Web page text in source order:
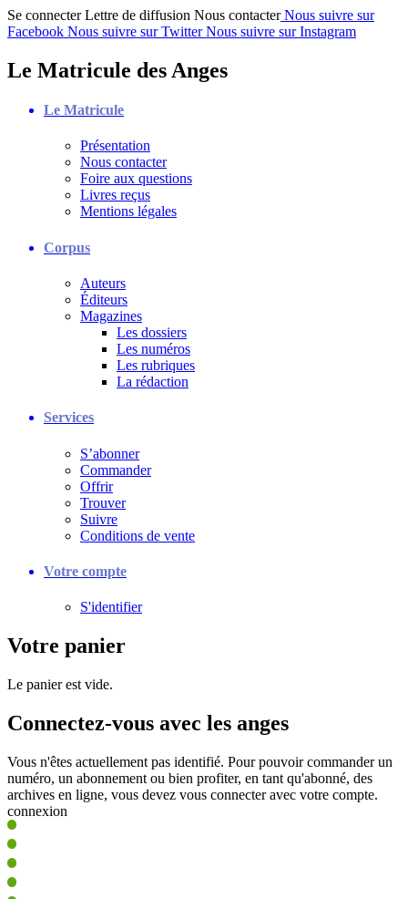
Se connecter Lettre de diffusion Nous contacter Nous suivre sur
Facebook Nous suivre sur Twitter Nous suivre sur Instagram
Le Matricule des Anges
Le Matricule
Présentation
Nous contacter
Foire aux questions
Livres reçus
Mentions légales
Corpus
Auteurs
Éditeurs
Magazines
Les dossiers
Les numéros
Les rubriques
La rédaction
Services
S’abonner
Commander
Offrir
Trouver
Suivre
Conditions de vente
Votre compte
S'identifier
Votre panier
Le panier est vide.
Connectez-vous avec les anges
Vous n'êtes actuellement pas identifié. Pour pouvoir commander un
numéro, un abonnement ou bien profiter, en tant qu'abonné, des
archives en ligne, vous devez vous connecter avec votre compte.
connexion